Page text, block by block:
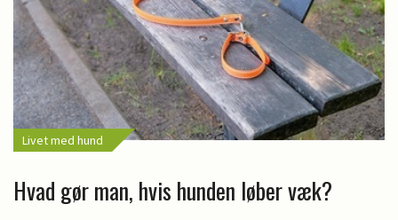
Livet med hund
Hvad gør man, hvis hunden løber væk?